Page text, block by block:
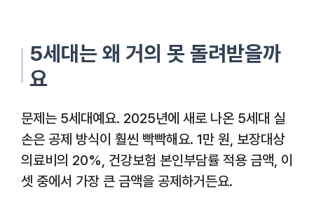
5세대는 왜 거의 못 돌려받을까
요
문제는 5세대예요. 2025년에 새로 나온 5세대 실
손은 공제 방식이 훨씬 빡빡해요. 1만 원, 보장대상
의료비의 20%, 건강보험 본인부담률 적용 금액, 이
셋 중에서 가장 큰 금액을 공제하거든요.